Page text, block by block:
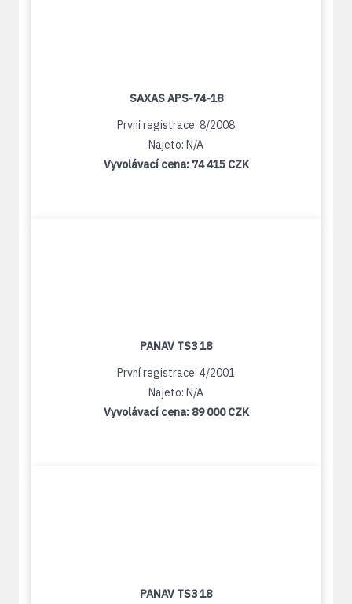
SAXAS APS-74-18
První registrace: 8/2008
Najeto: N/A
Vyvolávací cena: 74 415 CZK
PANAV TS3 18
První registrace: 4/2001
Najeto: N/A
Vyvolávací cena: 89 000 CZK
PANAV TS3 18